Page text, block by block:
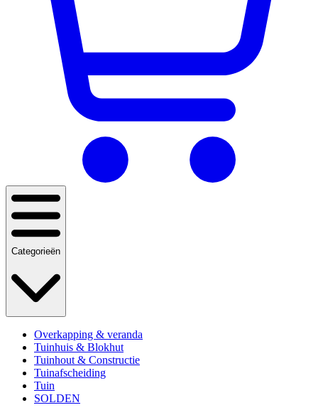
Categorieën
Overkapping & veranda
Tuinhuis & Blokhut
Tuinhout & Constructie
Tuinafscheiding
Tuin
SOLDEN